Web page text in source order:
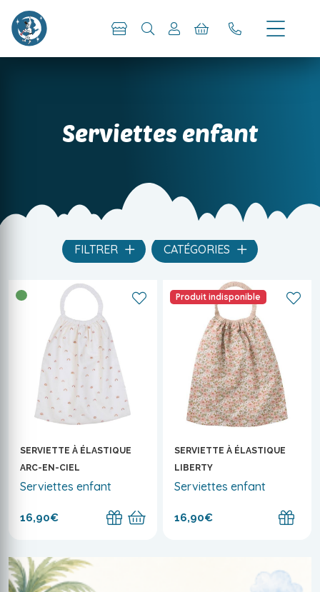
Serviettes enfant
FILTRER CATÉGORIES
SERVIETTE À ÉLASTIQUE
ARC-EN-CIEL
Serviettes enfant
16,90€
Produit indisponible
SERVIETTE À ÉLASTIQUE
LIBERTY
Serviettes enfant
16,90€